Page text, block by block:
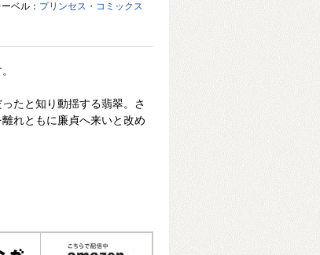
ベル： プリンセス・コミックス
たと知り動揺する翡翠。さ
れともに廉貞へ来いと改め